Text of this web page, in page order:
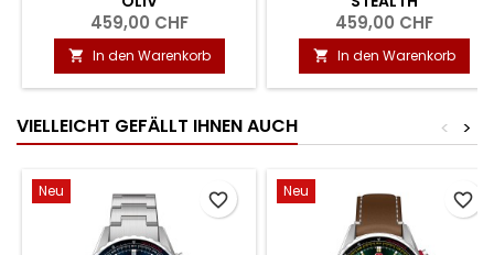
459,00 CHF
 In den Warenkorb
459,00 CHF
 In den Warenkorb
VIELLEICHT GEFÄLLT IHNEN AUCH >
<
Neu favorite_border Neu favorite_border